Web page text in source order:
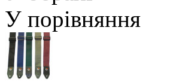
У порівняння